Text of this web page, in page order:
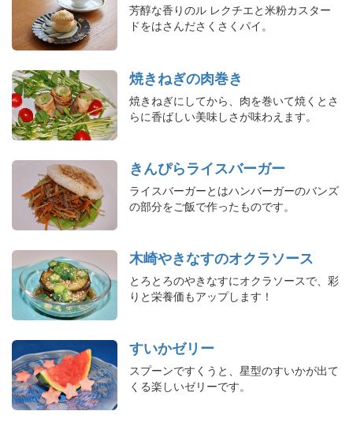
芳醇な香りのル レクチエと米粉カスター
ドをはさんださくさくパイ。
焼きねぎの肉巻き
焼きねぎにしてから、肉を巻いて焼くとさ
らに香ばしい美味しさが味わえます。
きんぴらライスバーガー
ライスバーガーとはハンバーガーのバンズ
の部分をご飯で作ったものです。
木崎やきなすのオクラソース
とろとろのやきなすにオクラソースで、彩
りと栄養価もアップします！
すいかゼリー
スプーンですくうと、星型のすいかが出て
くる楽しいゼリーです。